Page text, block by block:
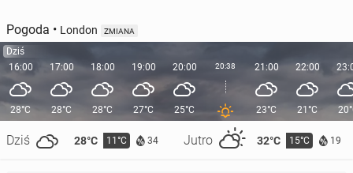
Pogoda • London ZMIANA
Dziś
16:00
28°C
Dziś 28°C 11°C 34 Jutro 32°C 15°C 19
17:00
28°C
18:00
28°C
19:00
27°C
20:00
25°C
20:38 21:00
23°C
22:00
21°C